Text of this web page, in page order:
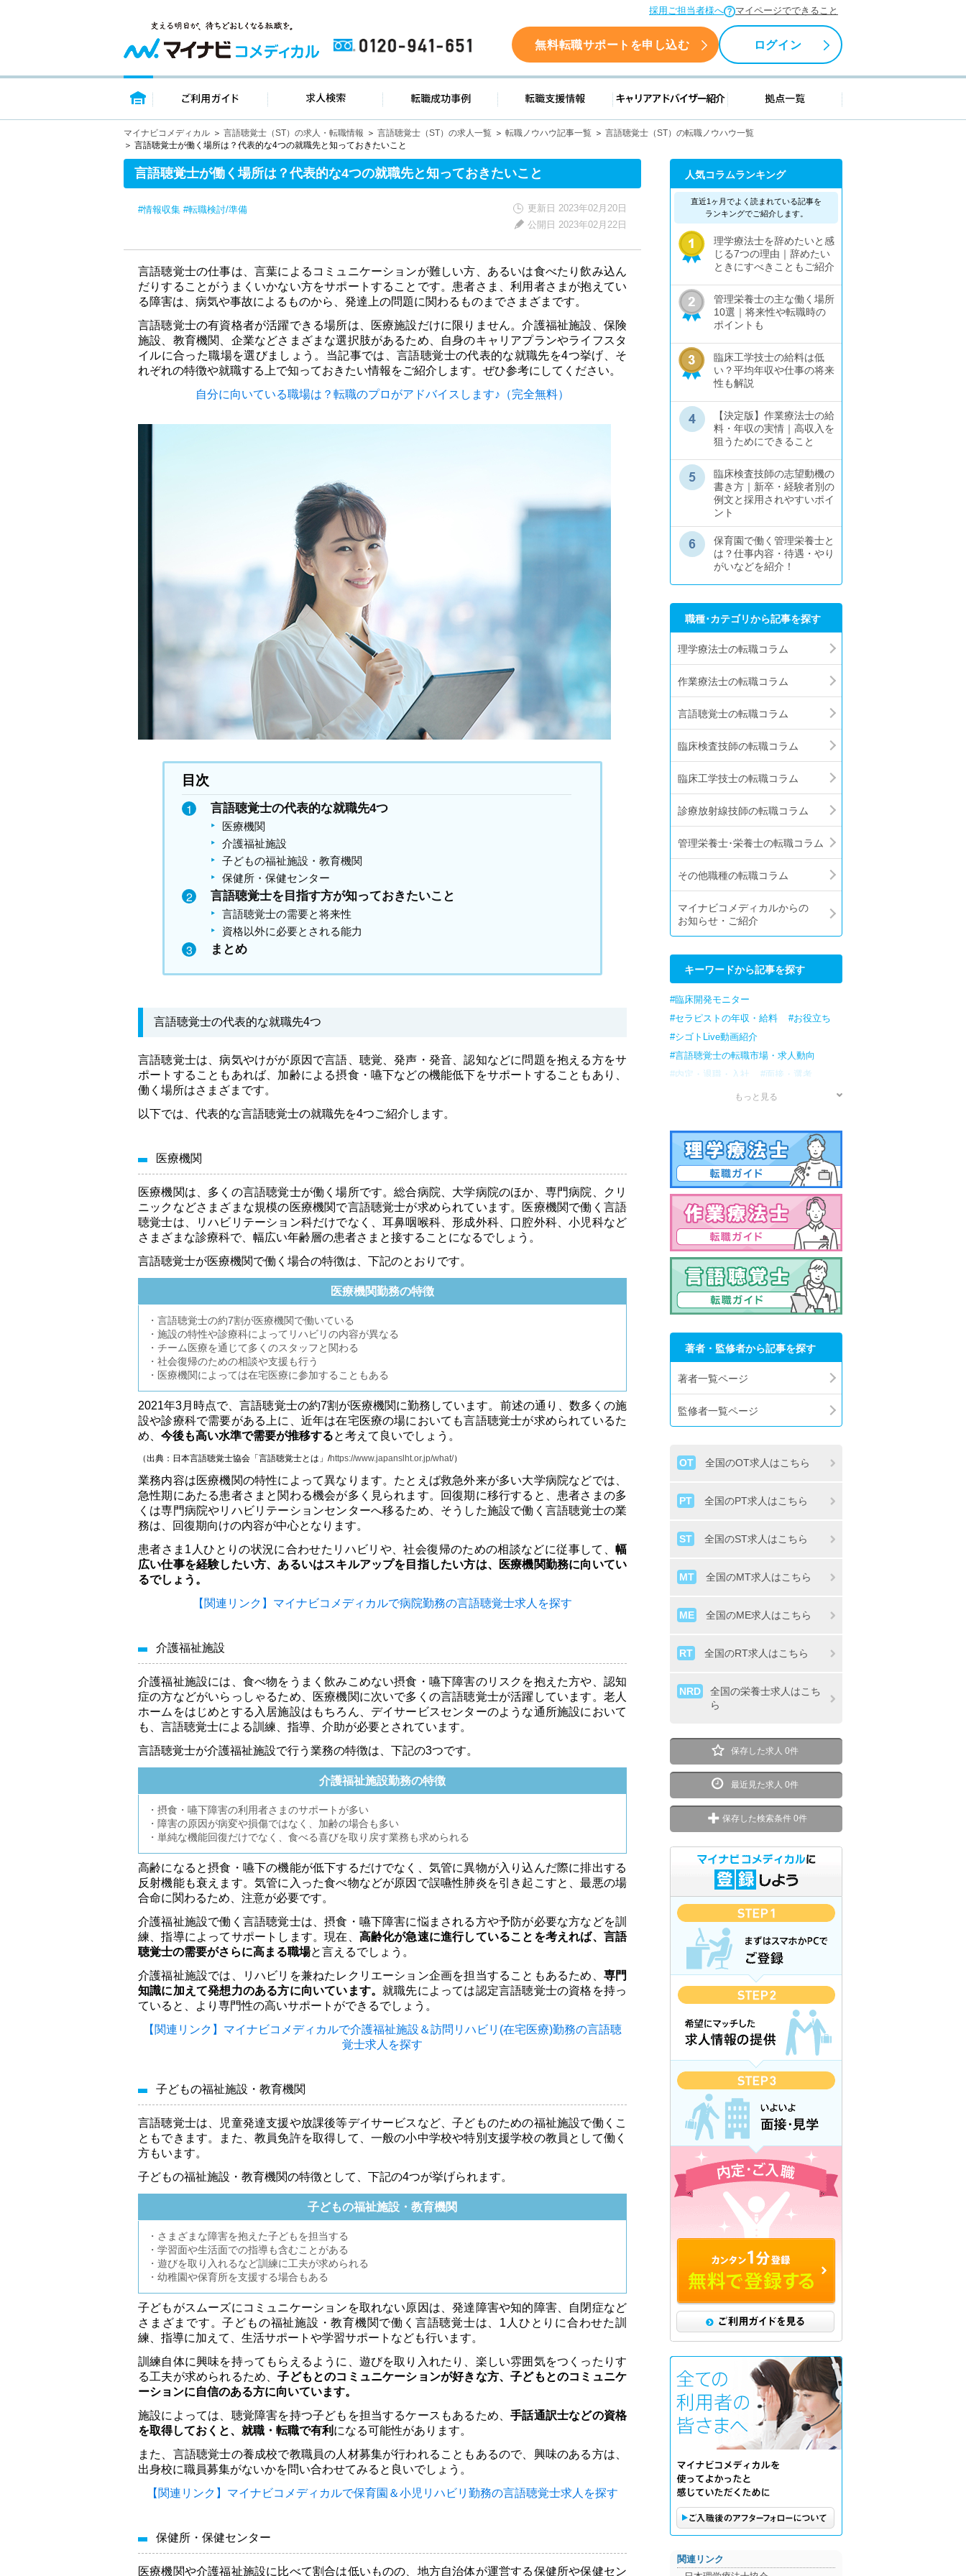
採用ご担当者様へ マイページでできること
0120-941-651 無料転職サポートを申し込む ログイン
トップページ ご利用ガイド 求人検索 転職成功事例 転職支援情報 キャリアアドバイザー紹介 拠点一覧
マイナビコメディカル 言語聴覚士（ST）の求人・転職情報 言語聴覚士（ST）の求人一覧 転職ノウハウ記事一覧
言語聴覚士（ST）の転職ノウハウ一覧
言語聴覚士が働く場所は？代表的な4つの就職先と知っておきたいこと
言語聴覚士が働く場所は？代表的な4つの就職先と知っておきたいこと
更新日 2023年02月20日
公開日 2023年02月22日
#情報収集 #転職検討/準備
言語聴覚士の仕事は、言葉によるコミュニケーションが難しい方、あるいは食べたり飲み込ん
だりすることがうまくいかない方をサポートすることです。患者さま、利用者さまが抱えてい
る障害は、病気や事故によるものから、発達上の問題に関わるものまでさまざまです。
言語聴覚士の有資格者が活躍できる場所は、医療施設だけに限りません。介護福祉施設、保険
施設、教育機関、企業などさまざまな選択肢があるため、自身のキャリアプランやライフスタ
イルに合った職場を選びましょう。当記事では、言語聴覚士の代表的な就職先を4つ挙げ、そ
れぞれの特徴や就職する上で知っておきたい情報をご紹介します。ぜひ参考にしてください。
自分に向いている職場は？ 転職のプロがアドバイスします♪（完全無料）
目次
言語聴覚士の代表的な就職先4つ
医療機関
介護福祉施設
子どもの福祉施設・教育機関
保健所・保健センター
言語聴覚士を目指す方が知っておきたいこと
言語聴覚士の需要と将来性
資格以外に必要とされる能力
まとめ
言語聴覚士の代表的な就職先4つ
言語聴覚士は、病気やけがが原因で言語、聴覚、発声・発音、認知などに問題を抱える方をサ
ポートすることもあれば、加齢による摂食・嚥下などの機能低下をサポートすることもあり、
働く場所はさまざまです。
以下では、代表的な言語聴覚士の就職先を4つご紹介します。
医療機関
医療機関は、多くの言語聴覚士が働く場所です。総合病院、大学病院のほか、専門病院、クリ
ニックなどさまざまな規模の医療機関で言語聴覚士が求められています。医療機関で働く言語
聴覚士は、リハビリテーション科だけでなく、耳鼻咽喉科、形成外科、口腔外科、小児科など
さまざまな診療科で、幅広い年齢層の患者さまと接することになるでしょう。
言語聴覚士が医療機関で働く場合の特徴は、下記のとおりです。
医療機関勤務の特徴
・言語聴覚士の約7割が医療機関で働いている
・施設の特性や診療科によってリハビリの内容が異なる
・チーム医療を通じて多くのスタッフと関わる
・社会復帰のための相談や支援も行う
・医療機関によっては在宅医療に参加することもある
2021年3月時点で、言語聴覚士の約7割が医療機関に勤務しています。前述の通り、数多くの施
設や診療科で需要がある上に、近年は在宅医療の場においても言語聴覚士が求められているた
め、 今後も高い水準で需要が推移すると考えて良いでしょう。
（出典：日本言語聴覚士協会「言語聴覚士とは」/https://www.japanslht.or.jp/what/）
業務内容は医療機関の特性によって異なります。たとえば救急外来が多い大学病院などでは、
急性期にあたる患者さまと関わる機会が多く見られます。回復期に移行すると、患者さまの多
くは専門病院やリハビリテーションセンターへ移るため、そうした施設で働く言語聴覚士の業
務は、回復期向けの内容が中心となります。
患者さま1人ひとりの状況に合わせたリハビリや、社会復帰のための相談などに従事して、 幅
広い仕事を経験したい方、あるいはスキルアップを目指したい方は、医療機関勤務に向いてい
るでしょう。
【関連リンク】マイナビコメディカルで病院勤務の言語聴覚士求人を探す
介護福祉施設
介護福祉施設には、食べ物をうまく飲みこめない摂食・嚥下障害のリスクを抱えた方や、認知
症の方などがいらっしゃるため、医療機関に次いで多くの言語聴覚士が活躍しています。老人
ホームをはじめとする入居施設はもちろん、デイサービスセンターのような通所施設において
も、言語聴覚士による訓練、指導、介助が必要とされています。
言語聴覚士が介護福祉施設で行う業務の特徴は、下記の3つです。
介護福祉施設勤務の特徴
・摂食・嚥下障害の利用者さまのサポートが多い
・障害の原因が病変や損傷ではなく、加齢の場合も多い
・単純な機能回復だけでなく、食べる喜びを取り戻す業務も求められる
高齢になると摂食・嚥下の機能が低下するだけでなく、気管に異物が入り込んだ際に排出する
反射機能も衰えます。気管に入った食べ物などが原因で誤嚥性肺炎を引き起こすと、最悪の場
合命に関わるため、注意が必要です。
介護福祉施設で働く言語聴覚士は、摂食・嚥下障害に悩まされる方や予防が必要な方などを訓
練、指導によってサポートします。現在、 高齢化が急速に進行していることを考えれば、言語
聴覚士の需要がさらに高まる職場と言えるでしょう。
介護福祉施設では、リハビリを兼ねたレクリエーション企画を担当することもあるため、 専門
知識に加えて発想力のある方に向いています。 就職先によっては認定言語聴覚士の資格を持っ
ていると、より専門性の高いサポートができるでしょう。
【関連リンク】マイナビコメディカルで介護福祉施設＆訪問リハビリ(在宅医療)勤務の言語聴
覚士求人を探す
子どもの福祉施設・教育機関
言語聴覚士は、児童発達支援や放課後等デイサービスなど、子どものための福祉施設で働くこ
ともできます。また、教員免許を取得して、一般の小中学校や特別支援学校の教員として働く
方もいます。
子どもの福祉施設・教育機関の特徴として、下記の4つが挙げられます。
子どもの福祉施設・教育機関
・さまざまな障害を抱えた子どもを担当する
・学習面や生活面での指導も含むことがある
・遊びを取り入れるなど訓練に工夫が求められる
・幼稚園や保育所を支援する場合もある
子どもがスムーズにコミュニケーションを取れない原因は、発達障害や知的障害、自閉症など
さまざまです。子どもの福祉施設・教育機関で働く言語聴覚士は、1人ひとりに合わせた訓
練、指導に加えて、生活サポートや学習サポートなども行います。
訓練自体に興味を持ってもらえるように、遊びを取り入れたり、楽しい雰囲気をつくったりす
る工夫が求められるため、子どもとのコミュニケーションが好きな方、子どもとのコミュニケ
ーションに自信のある方に向いています。
施設によっては、聴覚障害を持つ子どもを担当するケースもあるため、手話通訳士などの資格
を取得しておくと、就職・転職で有利 になる可能性があります。
また、言語聴覚士の養成校で教職員の人材募集が行われることもあるので、興味のある方は、
出身校に職員募集がないかを問い合わせてみると良いでしょう。
【関連リンク】マイナビコメディカルで保育園＆小児リハビリ勤務の言語聴覚士求人を探す
保健所・保健センター
医療機関や介護福祉施設に比べて割合は低いものの、地方自治体が運営する保健所や保健セン
人気コラムランキング
直近1ヶ月でよく読まれている記事を
ランキングでご紹介します。
理学療法士を辞めたいと感
じる7つの理由｜辞めたい
ときにすべきこともご紹介
管理栄養士の主な働く場所
10選｜将来性や転職時の
ポイントも
臨床工学技士の給料は低
い？平均年収や仕事の将来
性も解説
【決定版】作業療法士の給
料・年収の実情｜高収入を
狙うためにできること
臨床検査技師の志望動機の
書き方｜新卒・経験者別の
例文と採用されやすいポイ
ント
保育園で働く管理栄養士と
は？仕事内容・待遇・やり
がいなどを紹介！
職種･カテゴリから記事を探す
理学療法士の転職コラム
作業療法士の転職コラム
言語聴覚士の転職コラム
臨床検査技師の転職コラム
臨床工学技士の転職コラム
診療放射線技師の転職コラム
管理栄養士･栄養士の転職コラム
その他職種の転職コラム
マイナビコメディカルからの
お知らせ・ご紹介
キーワードから記事を探す
#臨床開発モニター
#セラピストの年収・給料
#お役立ち
#シゴトLive動画紹介
#言語聴覚士の転職市場・求人動向
#内定・退職・入社
#面接・選考
#書類準備
#転職検討/準備
#作業療法士の転職市場・求人動向
#理学療法士の転職市場・求人動向
#セラピストの転職市場・求人動向
#男性
#資格 #年収・給料
#病院
#アプリケーションスペシャリスト
#治験コーディネーター
#訪問リハビリ
#資格試験
#保育園
#クリニック
#転職ノウハウ
#女性の転職
#国家試験 #薬局
もっと見る
著者・監修者から記事を探す
著者一覧ページ
監修者一覧ページ
OT 全国のOT求人はこちら
PT 全国のPT求人はこちら
ST 全国のST求人はこちら
MT 全国のMT求人はこちら
ME 全国のME求人はこちら
RT 全国のRT求人はこちら
NRD
全国の栄養士求人はこち
ら
関連リンク